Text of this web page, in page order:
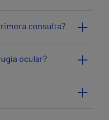
consulta?
ocular?